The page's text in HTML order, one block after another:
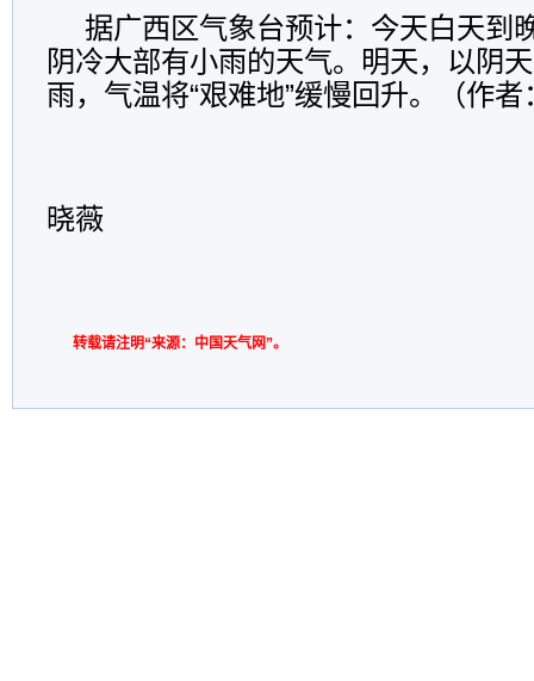
据广西区气象台预计：今天白天到
阴冷大部有小雨的天气。明天，以阴
雨，气温将“艰难地”缓慢回升。（作者
晓薇
转载请注明“来源：中国天气网”。